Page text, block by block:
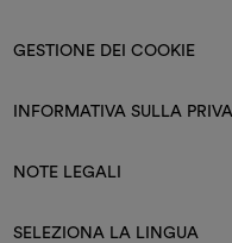
GESTIONE DEI COOKIE
INFORMATIVA SULLA
NOTE LEGALI
SELEZIONA LA LINGUA